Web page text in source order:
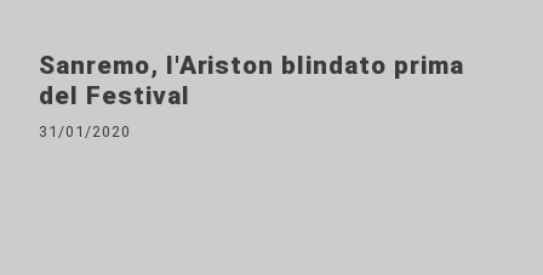
Sanremo, l'Ariston blindato prima
del Festival
31/01/2020